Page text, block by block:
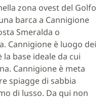
zona ovest del Golfo
barca a Cannigione
Smeralda o
Cannigione è luogo dei
base ideale da cui
Cannigione è meta
spiagge di sabbia
di lusso. Da qui non